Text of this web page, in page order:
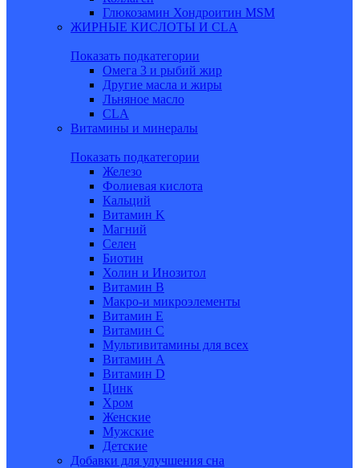
Глюкозамин Хондроитин MSM
ЖИРНЫЕ КИСЛОТЫ И CLA
Показать подкатегории
Омега 3 и рыбий жир
Другие масла и жиры
Льняное масло
CLA
Витамины и минералы
Показать подкатегории
Железо
Фолиевая кислота
Кальций
Витамин K
Магний
Селен
Биотин
Холин и Инозитол
Витамин B
Макро-и микроэлементы
Витамин Е
Витамин С
Мультивитамины для всех
Витамин A
Витамин D
Цинк
Хром
Женские
Мужские
Детские
Добавки для улучшения сна